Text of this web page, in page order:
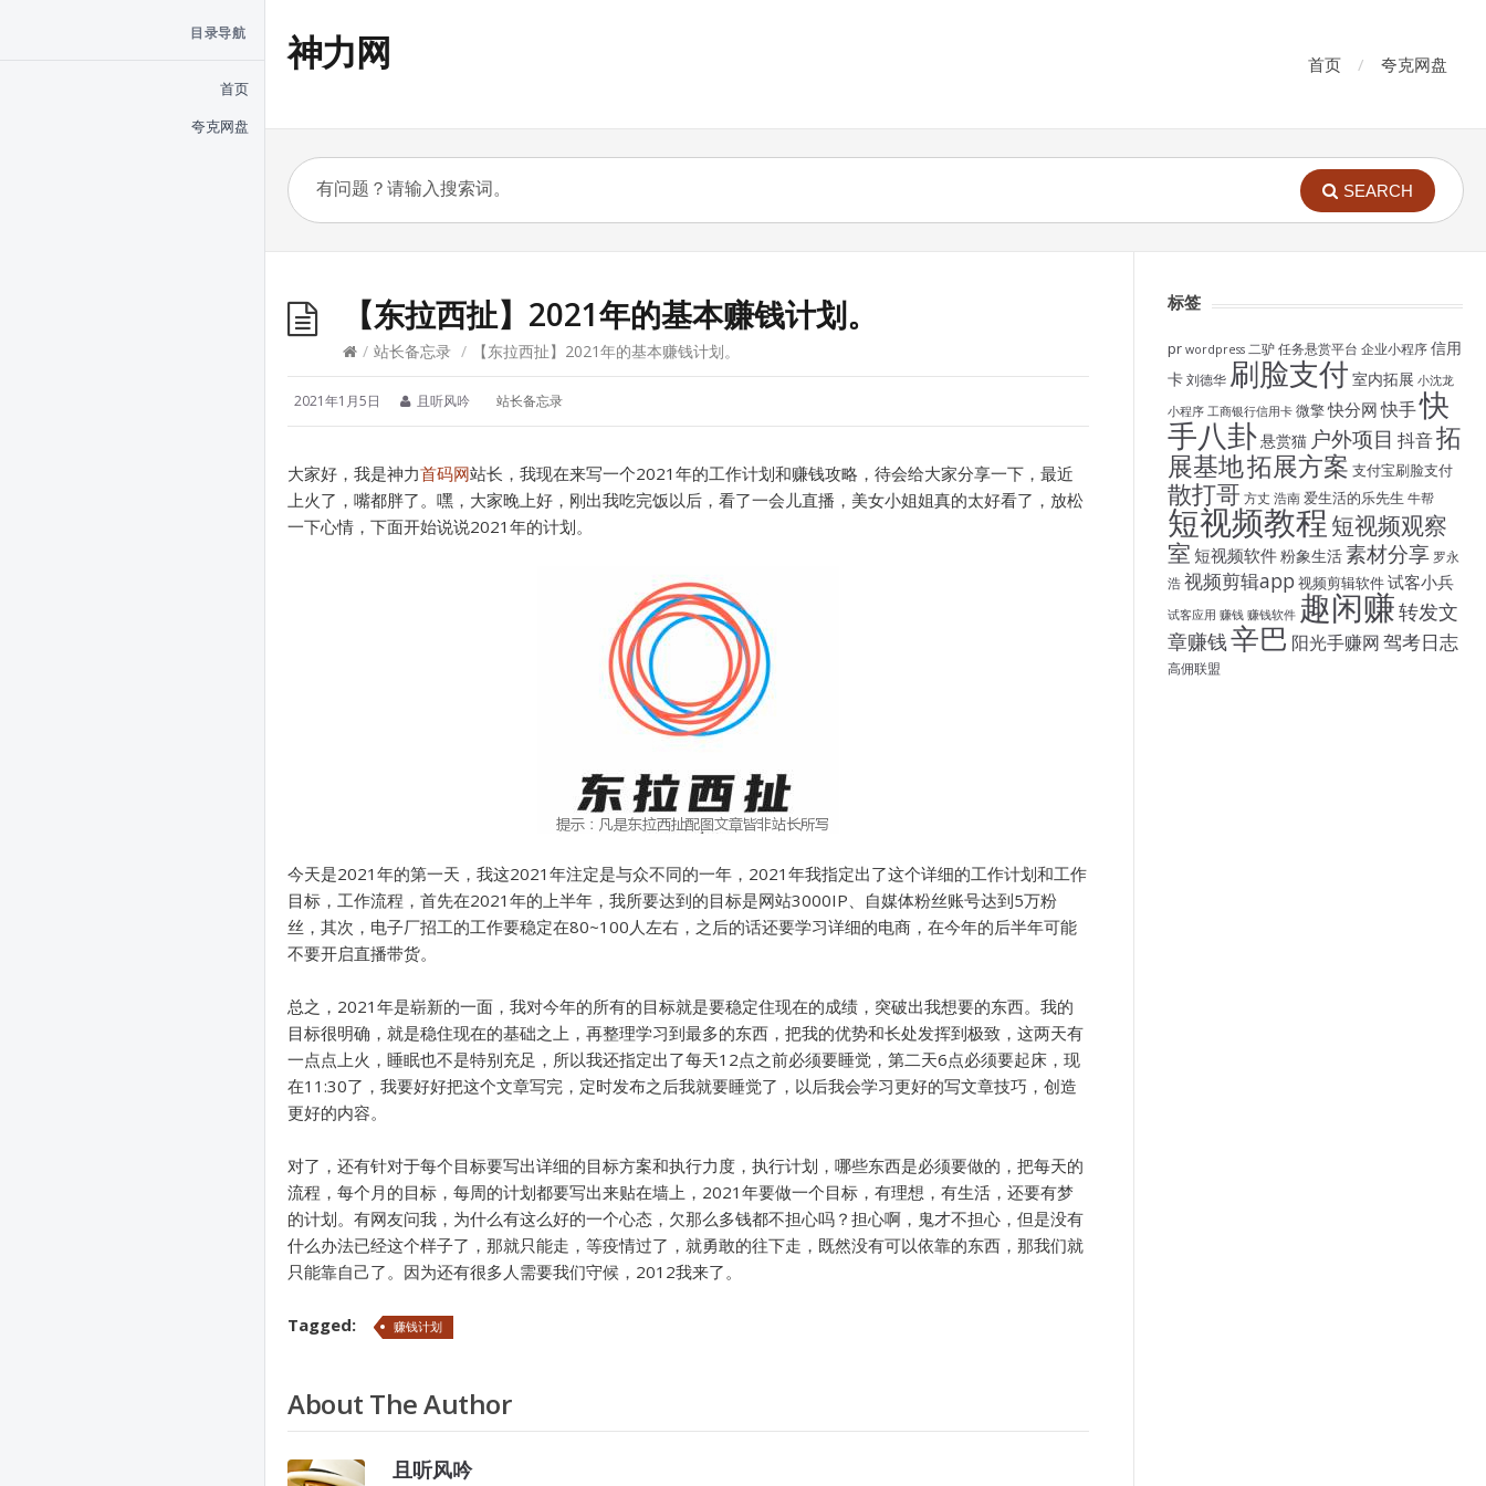
神力网 首页 夸克网盘
SEARCH
目录导航
首页
夸克网盘
【东拉西扯】2021年的基本赚钱计划。
/ 站长备忘录 / 【东拉西扯】2021年的基本赚钱计划。
2021年1月5日 且听风吟 站长备忘录
大家好，我是神力首码网站长，我现在来写一个2021年的工作计划和赚钱攻略，待会给大家分享一下，最近
上火了，嘴都胖了。嘿，大家晚上好，刚出我吃完饭以后，看了一会儿直播，美女小姐姐真的太好看了，放松
一下心情，下面开始说说2021年的计划。
今天是2021年的第一天，我这2021年注定是与众不同的一年，2021年我指定出了这个详细的工作计划和工作
目标，工作流程，首先在2021年的上半年，我所要达到的目标是网站3000IP、自媒体粉丝账号达到5万粉
丝，其次，电子厂招工的工作要稳定在80~100人左右，之后的话还要学习详细的电商，在今年的后半年可能
不要开启直播带货。
总之，2021年是崭新的一面，我对今年的所有的目标就是要稳定住现在的成绩，突破出我想要的东西。我的
目标很明确，就是稳住现在的基础之上，再整理学习到最多的东西，把我的优势和长处发挥到极致，这两天有
一点点上火，睡眠也不是特别充足，所以我还指定出了每天12点之前必须要睡觉，第二天6点必须要起床，现
在11:30了，我要好好把这个文章写完，定时发布之后我就要睡觉了，以后我会学习更好的写文章技巧，创造
更好的内容。
对了，还有针对于每个目标要写出详细的目标方案和执行力度，执行计划，哪些东西是必须要做的，把每天的
流程，每个月的目标，每周的计划都要写出来贴在墙上，2021年要做一个目标，有理想，有生活，还要有梦
的计划。有网友问我，为什么有这么好的一个心态，欠那么多钱都不担心吗？担心啊，鬼才不担心，但是没有
什么办法已经这个样子了，那就只能走，等疫情过了，就勇敢的往下走，既然没有可以依靠的东西，那我们就
只能靠自己了。因为还有很多人需要我们守候，2012我来了。
Tagged: 赚钱计划
About The Author
且听风吟
标签
pr wordpress 二驴任务悬赏平台 企业小程序信用
卡刘德华 刷脸支付 室内拓展 小沈龙
小程序 工商银行信用卡 微擎快分网 快手快
手八卦悬赏猫 户外项目 抖音拓
展基地拓展方案 支付宝刷脸支付
散打哥 方丈 浩南爱生活的乐先生 牛帮
短视频教程 短视频观察
室 短视频软件粉象生活素材分享 罗永
浩视频剪辑app 视频剪辑软件试客小兵
试客应用 赚钱 赚钱软件 趣闲赚转发文
章赚钱辛巴 阳光手赚网驾考日志
高佣联盟